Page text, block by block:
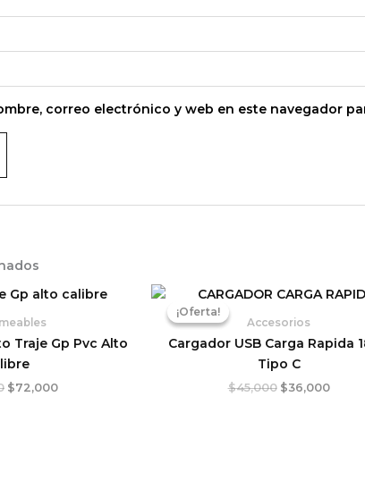
correo electrónico y web en este navegador
Traje Gp Pvc Alto
El
precio
original
$92,000.
$72,000
El
$72,000.
¡Oferta!
¡Oferta!
Accesorios
Cargador USB Carga Rapida
Tipo C
$45,000
El
original
$45,000.
$36,000
El